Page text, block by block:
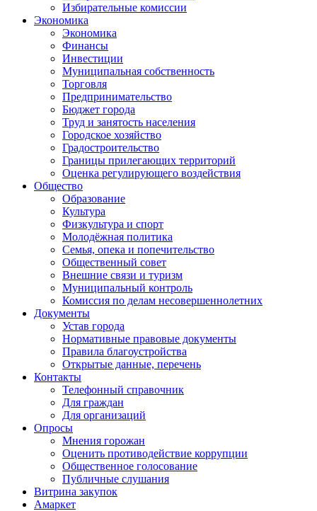
Избирательные комиссии
Экономика
Экономика
Финансы
Инвестиции
Муниципальная собственность
Торговля
Предпринимательство
Бюджет города
Труд и занятость населения
Городское хозяйство
Градостроительство
Границы прилегающих территорий
Оценка регулирующего воздействия
Общество
Образование
Культура
Физкультура и спорт
Молодёжная политика
Семья, опека и попечительство
Общественный совет
Внешние связи и туризм
Муниципальный контроль
Комиссия по делам несовершеннолетних
Документы
Устав города
Нормативные правовые документы
Правила благоустройства
Открытые данные, перечень
Контакты
Телефонный справочник
Для граждан
Для организаций
Опросы
Мнения горожан
Оценить противодействие коррупции
Общественное голосование
Публичные слушания
Витрина закупок
Амаркет